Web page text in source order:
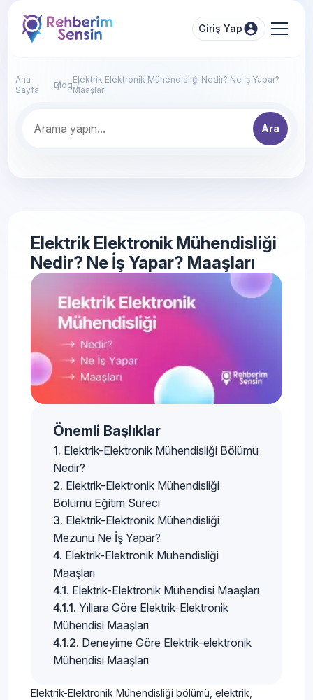
Giriş Yap
Ana
Sayfa
BlogElektrik Elektronik Mühendisliği Nedir? Ne İş Yapar?
Maaşları
Ara
Elektrik Elektronik Mühendisliği
Nedir? Ne İş Yapar? Maaşları
Önemli Başlıklar
Elektrik-Elektronik Mühendisliği Bölümü
Nedir?
Elektrik-Elektronik Mühendisliği
Bölümü Eğitim Süreci
Elektrik-Elektronik Mühendisliği
Mezunu Ne İş Yapar?
Elektrik-Elektronik Mühendisliği
Maaşları
Elektrik-Elektronik Mühendisi Maaşları
Yıllara Göre Elektrik-Elektronik
Mühendisi Maaşları
Deneyime Göre Elektrik-elektronik
Mühendisi Maaşları
Elektrik-Elektronik Mühendisliği bölümü, elektrik,